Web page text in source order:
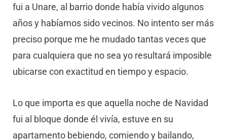
fui a Unare, al barrio donde había vivido algunos
años y habíamos sido vecinos. No intento ser más
preciso porque me he mudado tantas veces que
para cualquiera que no sea yo resultará imposible
ubicarse con exactitud en tiempo y espacio.
Lo que importa es que aquella noche de Navidad
fui al bloque donde él vivía, estuve en su
apartamento bebiendo, comiendo y bailando,